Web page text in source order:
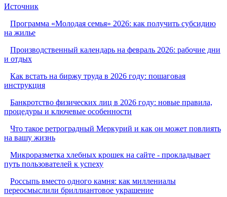
Источник
Программа «Молодая семья» 2026: как получить субсидию
на жилье
Производственный календарь на февраль 2026: рабочие дни
и отдых
Как встать на биржу труда в 2026 году: пошаговая
инструкция
Банкротство физических лиц в 2026 году: новые правила,
процедуры и ключевые особенности
Что такое ретроградный Меркурий и как он может повлиять
на вашу жизнь
Микроразметка хлебных крошек на сайте - прокладывает
путь пользователей к успеху
Россыпь вместо одного камня: как миллениалы
переосмыслили бриллиантовое украшение